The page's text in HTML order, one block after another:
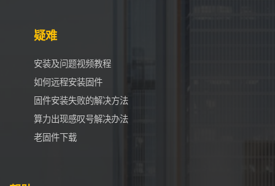
疑难
安装及问题视频教程
如何远程安装固件
固件安装失败的解决方法
算力出现感叹号解决办法
老固件下载